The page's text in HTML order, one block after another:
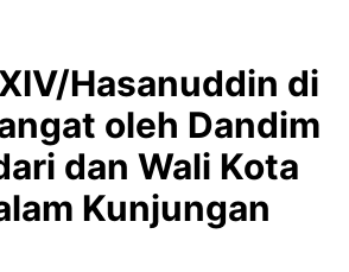
Hasanuddin di
oleh Dandim
dan Wali Kota
Kunjungan